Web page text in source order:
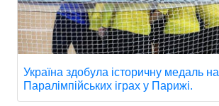
Україна здобула історичну медаль на
Паралімпійських іграх у Парижі.